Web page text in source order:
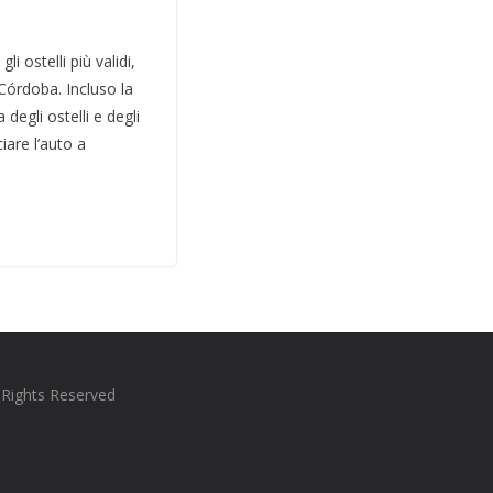
ostelli più validi,
Incluso la
degli ostelli e degli
l’auto a
Reserved